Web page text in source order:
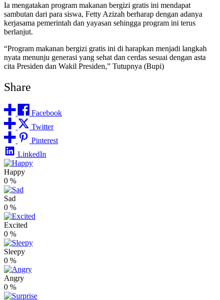
Ia mengatakan program makanan bergizi gratis ini mendapat
sambutan dari para siswa, Fetty Azizah berharap dengan adanya
kerjasama pemerintah dan yayasan sehingga program ini terus
berlanjut.
“Program makanan bergizi gratis ini di harapkan menjadi langkah
nyata menunju generasi yang sehat dan cerdas sesuai dengan asta
cita Presiden dan Wakil Presiden,” Tutupnya (Bupi)
Share
Facebook
Twitter
Pinterest
LinkedIn
Happy
0 %
Sad
0 %
Excited
0 %
Sleepy
0 %
Angry
0 %